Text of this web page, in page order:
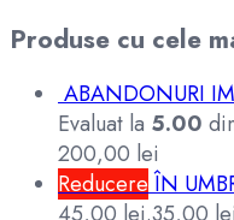
Produse cu cele
ABANDONURI
Evaluat la 5.00
200,00 lei
Reducere ÎN